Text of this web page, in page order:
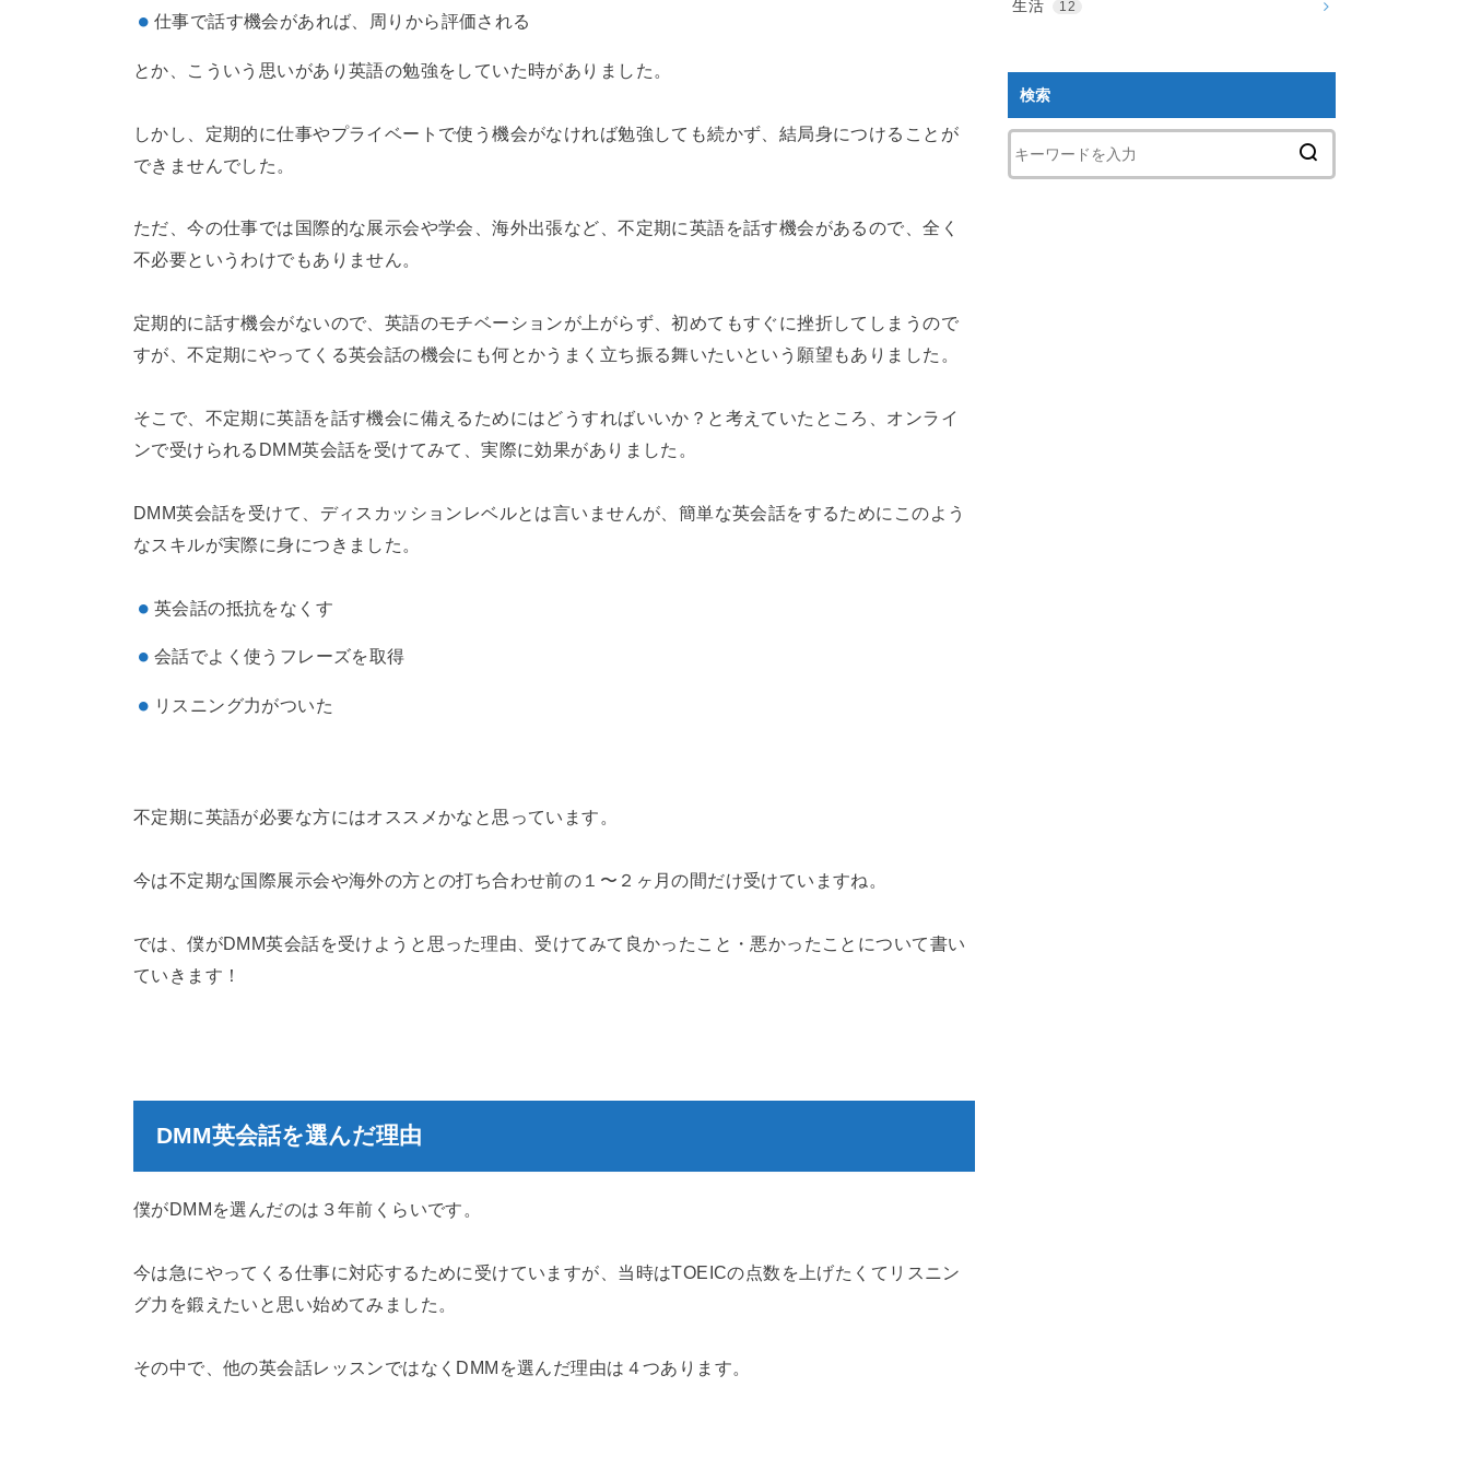
仕事で話す機会があれば、周りから評価される
とか、こういう思いがあり英語の勉強をしていた時がありました。
しかし、定期的に仕事やプライベートで使う機会がなければ勉強しても続かず、結局身につけることが
できませんでした。
ただ、今の仕事では国際的な展示会や学会、海外出張など、不定期に英語を話す機会があるので、全く
不必要というわけでもありません。
定期的に話す機会がないので、英語のモチベーションが上がらず、初めてもすぐに挫折してしまうので
すが、不定期にやってくる英会話の機会にも何とかうまく立ち振る舞いたいという願望もありました。
そこで、不定期に英語を話す機会に備えるためにはどうすればいいか？と考えていたところ、オンライ
ンで受けられるDMM英会話を受けてみて、実際に効果がありました。
DMM英会話を受けて、ディスカッションレベルとは言いませんが、簡単な英会話をするためにこのよう
なスキルが実際に身につきました。
英会話の抵抗をなくす
会話でよく使うフレーズを取得
リスニング力がついた
不定期に英語が必要な方にはオススメかなと思っています。
今は不定期な国際展示会や海外の方との打ち合わせ前の１〜２ヶ月の間だけ受けていますね。
では、僕がDMM英会話を受けようと思った理由、受けてみて良かったこと・悪かったことについて書い
ていきます！
DMM英会話を選んだ理由
僕がDMMを選んだのは３年前くらいです。
今は急にやってくる仕事に対応するために受けていますが、当時はTOEICの点数を上げたくてリスニン
グ力を鍛えたいと思い始めてみました。
その中で、他の英会話レッスンではなくDMMを選んだ理由は４つあります。
生活 12
検索